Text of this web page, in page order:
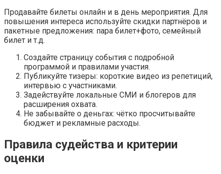
Продавайте билеты онлайн и в день мероприятия. Для
повышения интереса используйте скидки партнёров и
пакетные предложения: пара билет+фото, семейный
билет и т.д.
Создайте страницу события с подробной
программой и правилами участия.
Публикуйте тизеры: короткие видео из репетиций,
интервью с участниками.
Задействуйте локальные СМИ и блогеров для
расширения охвата.
Не забывайте о деньгах: чётко просчитывайте
бюджет и рекламные расходы.
Правила судейства и критерии
оценки